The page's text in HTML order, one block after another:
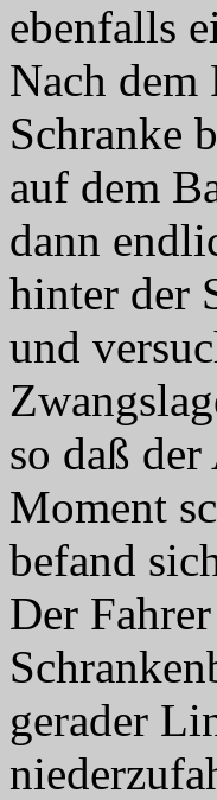
ebenfalls
Nach dem
Schranke
auf dem
dann
hinter der
und
so daß
Moment
befand
Der
gerader